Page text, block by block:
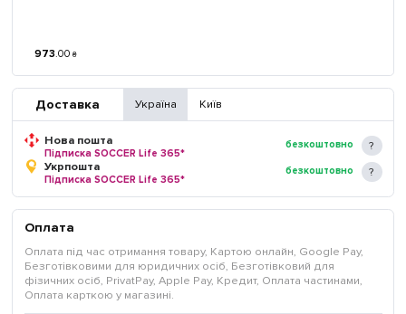
973.00 ₴
Доставка Україна Київ
Нова пошта
Підписка SOCCER Life 365*
безкоштовно
Укрпошта
Підписка SOCCER Life 365*
безкоштовно
Оплата
Оплата під час отримання товару, Картою онлайн, Google Pay,
Безготівковими для юридичних осіб, Безготівковий для
фізичних осіб, PrivatPay, Apple Pay, Кредит, Оплата частинами,
Оплата карткою у магазині.